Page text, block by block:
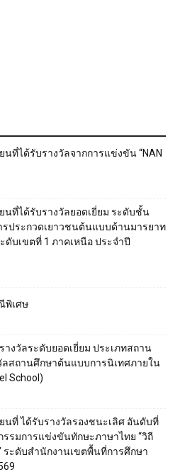
ที่ได้รับรางวัลจากการแข่งขัน “NAN
ที่ได้รับรางวัลยอดเยี่ยม ระดับชั้น
ประกวดเยาวชนต้นแบบด้านมารยาท
บเขตที่ 1 ภาคเหนือ ประจำปี
พิเศษ
งวัลระดับยอดเยี่ยม ประเภทสถาน
สถานศึกษาต้นแบบการนิเทศภายใน
School)
ที่ ได้รับรางวัลรองชนะเลิศ อันดับที่
รมการแข่งขันทักษะภาษาไทย “วิถี
ระดับสำนักงานเขตพื้นที่การศึกษา